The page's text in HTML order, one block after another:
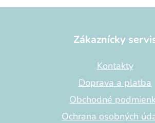
Zákaznícky
Kontakty
Doprava a platba
Obchodné
Ochrana osobných